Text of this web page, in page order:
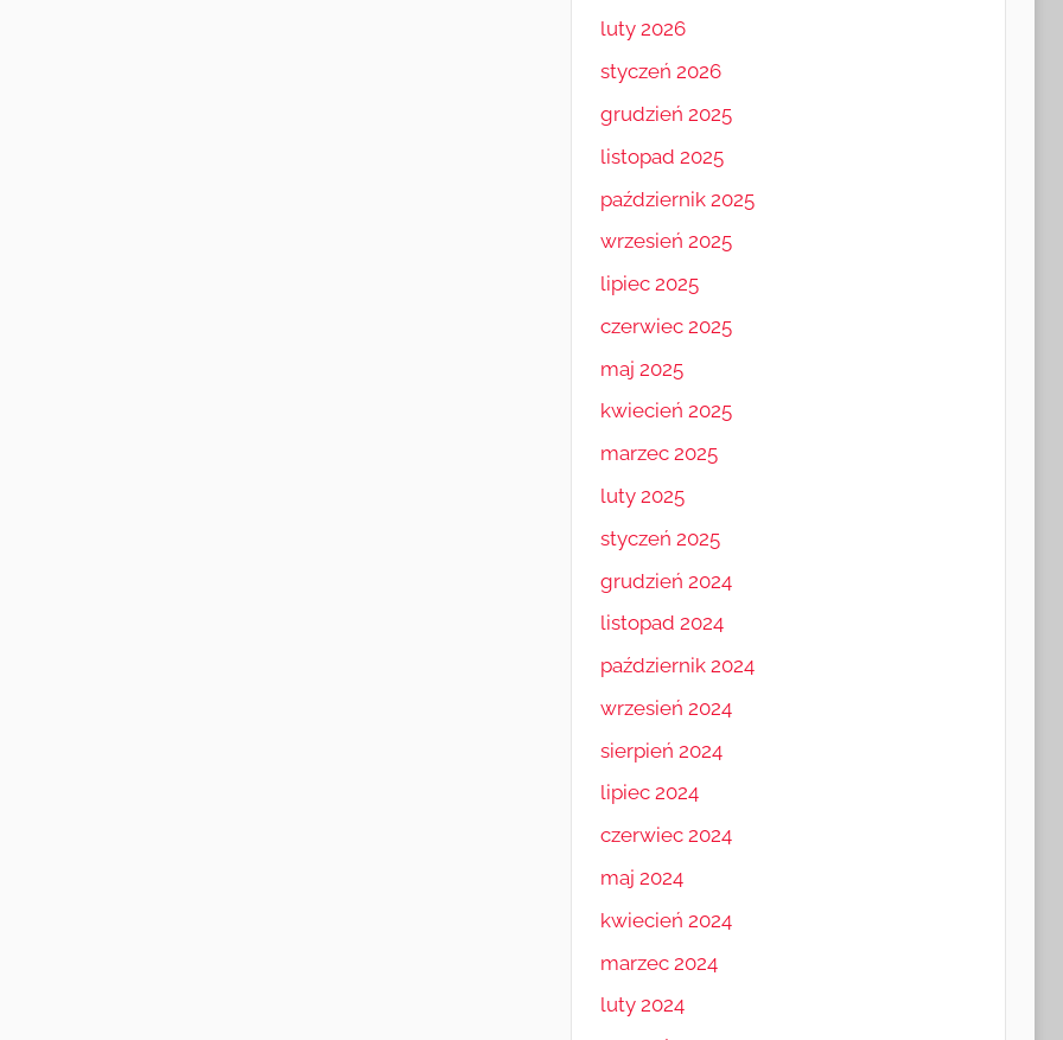
luty 2026
styczeń 2026
grudzień 2025
listopad 2025
październik 2025
wrzesień 2025
lipiec 2025
czerwiec 2025
maj 2025
kwiecień 2025
marzec 2025
luty 2025
styczeń 2025
grudzień 2024
listopad 2024
październik 2024
wrzesień 2024
sierpień 2024
lipiec 2024
czerwiec 2024
maj 2024
kwiecień 2024
marzec 2024
luty 2024